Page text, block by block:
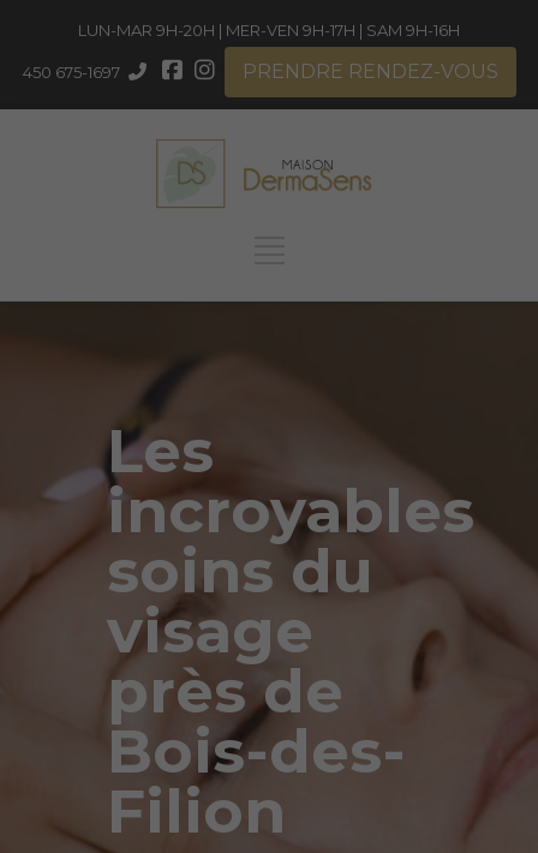
LUN-MAR 9H-20H | MER-VEN 9H-17H | SAM 9H-16H
450 675-1697 PRENDRE RENDEZ-VOUS
Les
incroyables
soins du
visage
près de
Bois-des-
Filion